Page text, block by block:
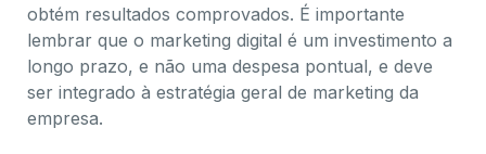
obtém resultados comprovados. É importante
lembrar que o marketing digital é um investimento a
longo prazo, e não uma despesa pontual, e deve
ser integrado à estratégia geral de marketing da
empresa.